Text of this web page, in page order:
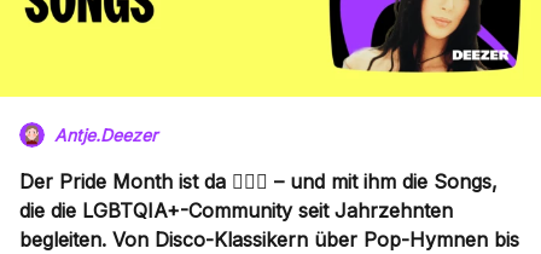
Antje.Deezer
Der Pride Month ist da 🏳️‍🌈✨ – und mit ihm die Songs,
die die LGBTQIA+-Community seit Jahrzehnten
begleiten. Von Disco-Klassikern über Pop-Hymnen bis